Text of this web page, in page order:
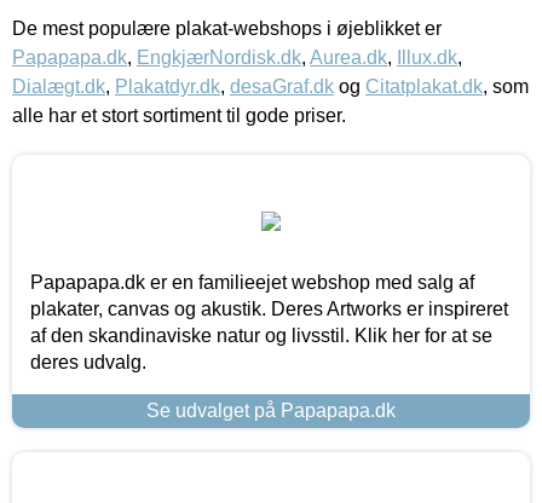
De mest populære plakat-webshops i øjeblikket er
Papapapa.dk, EngkjærNordisk.dk, Aurea.dk, Illux.dk,
Dialægt.dk, Plakatdyr.dk, desaGraf.dk og Citatplakat.dk, som
alle har et stort sortiment til gode priser.
Papapapa.dk er en familieejet webshop med salg af
plakater, canvas og akustik. Deres Artworks er inspireret
af den skandinaviske natur og livsstil. Klik her for at se
deres udvalg.
Se udvalget på Papapapa.dk